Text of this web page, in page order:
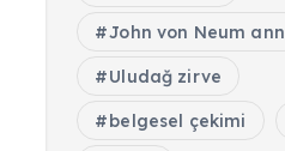
John von Neum ann
Uludağ zirve
belgesel çekimi